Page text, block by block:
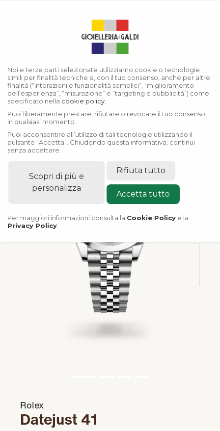
Collezione Datejust
Rolex
Datejust 41
Noi e terze parti selezionate utilizziamo cookie o tecnologie
simili per finalità tecniche e, con il tuo consenso, anche per altre
finalità (“interazioni e funzionalità semplici”, “miglioramento
dell'esperienza”, “misurazione” e “targeting e pubblicità”) come
specificato nella cookie policy
Puoi liberamente prestare, rifiutare o revocare il tuo consenso,
in qualsiasi momento.
Puoi acconsentire all’utilizzo di tali tecnologie utilizzando il
pulsante “Accetta”. Chiudendo questa informativa, continui
senza accettare.
Scopri di più e
personalizza
Rifiuta tutto
Accetta tutto
Per maggiori informazioni consulta la Cookie Policy e la
Privacy Policy